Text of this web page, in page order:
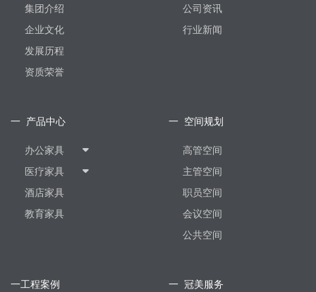
集团介绍
企业文化
发展历程
资质荣誉
公司资讯
行业新闻
一 产品中心
办公家具
医疗家具
酒店家具
教育家具
一 空间规划
高管空间
主管空间
职员空间
会议空间
公共空间
一工程案例 一 冠美服务